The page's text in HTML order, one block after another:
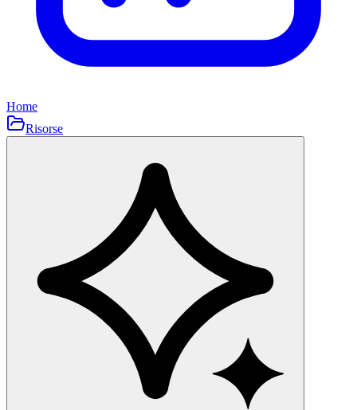
Home
Risorse